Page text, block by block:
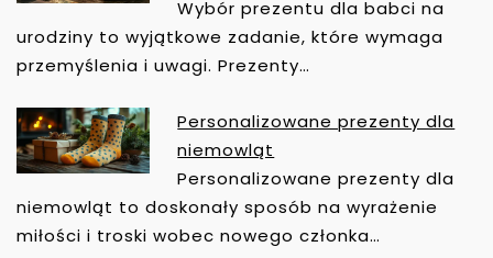
Wybór prezentu dla babci na
urodziny to wyjątkowe zadanie, które wymaga
przemyślenia i uwagi. Prezenty…
Personalizowane prezenty dla
niemowląt
Personalizowane prezenty dla
niemowląt to doskonały sposób na wyrażenie
miłości i troski wobec nowego członka…
S
U